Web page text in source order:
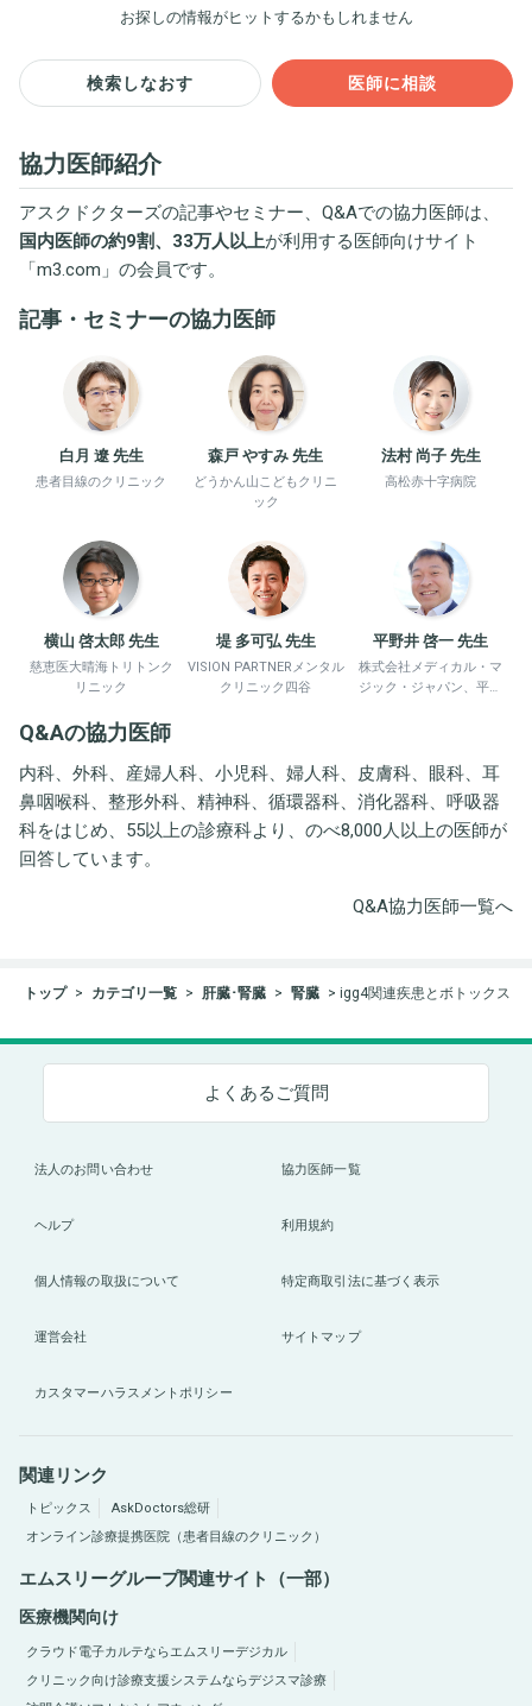
お探しの情報がヒットするかもしれません
検索しなおす 医師に相談
協力医師紹介
アスクドクターズの記事やセミナー、Q&Aでの協力医師は、
国内医師の約9割、33万人以上が利用する医師向けサイト
「m3.com 」の会員です。
記事・セミナーの協力医師
白月 遼 先生
患者目線のクリニック
森戸 やすみ 先生
どうかん山こどもクリニ
ック
法村 尚子 先生
高松赤十字病院
横山 啓太郎 先生
慈恵医大晴海トリトンク
リニック
堤 多可弘 先生
VISION PARTNERメンタル
クリニック四谷
平野井 啓一 先生
株式会社メディカル・マ
ジック・ジャパン、平野
Q&Aの協力医師
内科、外科、産婦人科、小児科、婦人科、皮膚科、眼科、耳
鼻咽喉科、整形外科、精神科、循環器科、消化器科、呼吸器
科をはじめ、55以上の診療科より、のべ8,000人以上の医師が
回答しています。
Q&A協力医師一覧へ
トップ カテゴリ一覧 肝臓･腎臓 腎臓 igg4関連疾患とボトックス
よくあるご質問
法人のお問い合わせ 協力医師一覧
ヘルプ 利用規約
個人情報の取扱について 特定商取引法に基づく表示
運営会社 サイトマップ
カスタマーハラスメントポリシー
関連リンク
トピックス
AskDoctors総研
オンライン診療提携医院（患者目線のクリニック）
エムスリーグループ関連サイト（一部）
医療機関向け
クラウド電子カルテならエムスリーデジカル
クリニック向け診療支援システムならデジスマ診療